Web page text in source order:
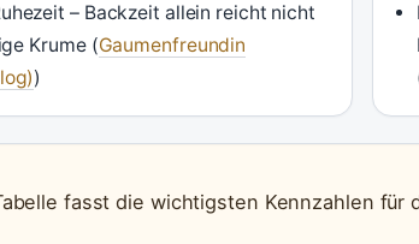
– Backzeit allein reicht nicht
Krume (Gaumenfreundin
)
fasst die wichtigsten Kennzahlen für